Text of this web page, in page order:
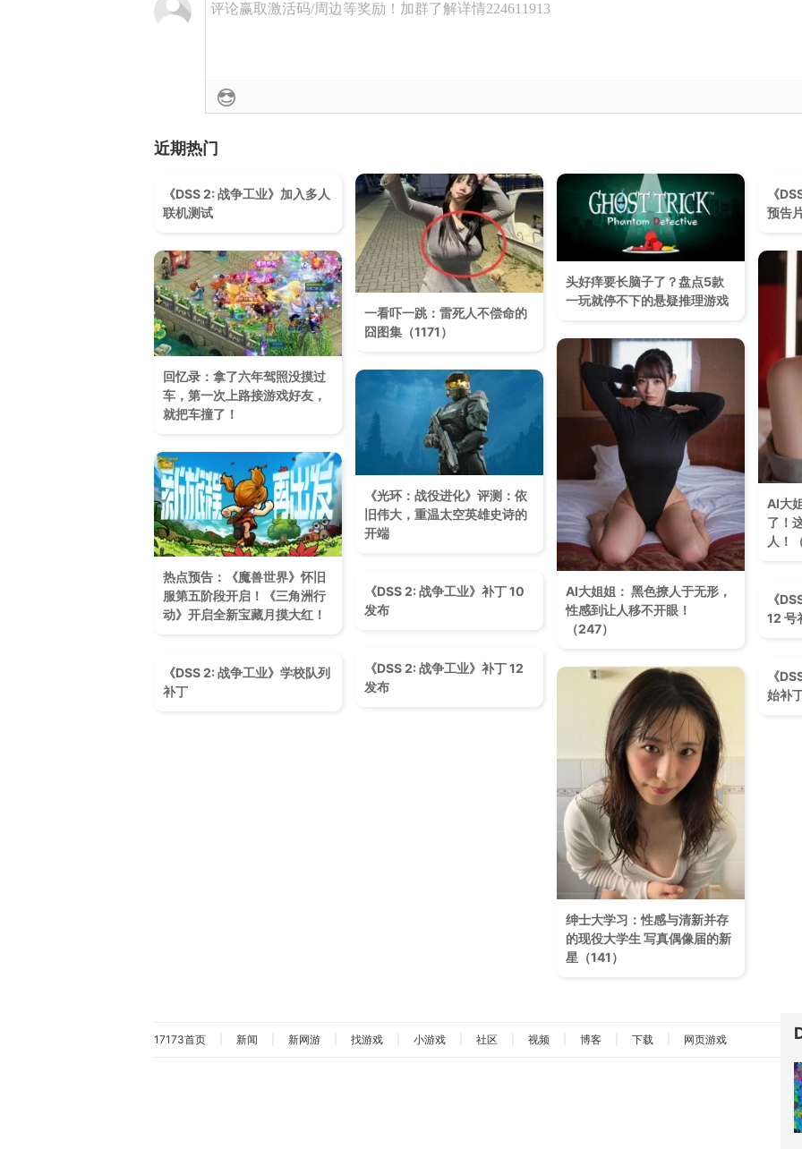
评论赢取激活码/周边等奖励！加群了解详情224611913
近期热门
《DSS 2: 战争工业》加入多人
联机测试
一看吓一跳：雷死人不偿命的
囧图集（1171）
头好痒要长脑子了？盘点5款
一玩就停不下的悬疑推理游戏
《
预告
回忆录：拿了六年驾照没摸过
车，第一次上路接游戏好友，
就把车撞了！
AI大
了！
人！
AI大姐姐： 黑色撩人于无形，
性感到让人移不开眼！​
（247）
《光环：战役进化》评测：依
旧伟大，重温太空英雄史诗的
开端
热点预告：《魔兽世界》怀旧
服第五阶段开启！《三角洲行
动》开启全新宝藏月摸大红！
《DSS 2: 战争工业》补丁 10
发布
《
12 号
《DSS 2: 战争工业》补丁 12
发布
《DSS 2: 战争工业》学校队列
补丁
《
始补
绅士大学习：性感与清新并存
的现役大学生 写真偶像届的新
星（141）
17173首页 新闻 新网游 找游戏 小游戏 社区 视频 博客 下载 网页游戏